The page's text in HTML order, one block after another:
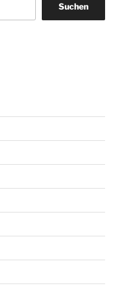
Suchen